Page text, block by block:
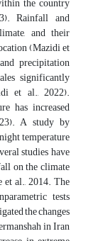
Rainfall and
and their
(Mazidi et
precipitation
significantly
et al., 2022).
has increased
A study by
temperature
studies have
on the climate
al., 2014. The
tests
the changes
in Iran